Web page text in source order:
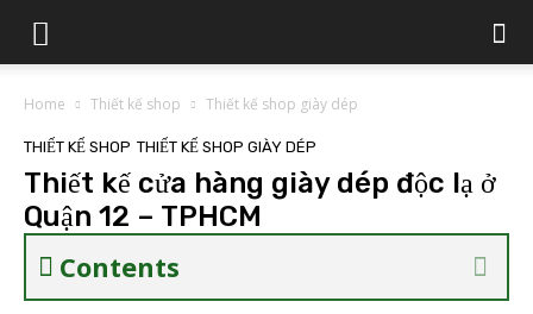
Home Thiết kế shop Thiết kế shop giày dép
THIẾT KẾ SHOP THIẾT KẾ SHOP GIÀY DÉP
Thiết kế cửa hàng giày dép độc lạ ở
Quận 12 – TPHCM
Contents